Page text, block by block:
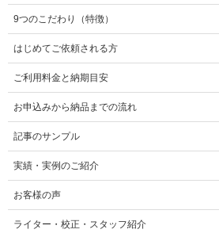
9つのこだわり（特徴）
はじめてご依頼される方
ご利用料金と納期目安
お申込みから納品までの流れ
記事のサンプル
実績・実例のご紹介
お客様の声
ライター・校正・スタッフ紹介